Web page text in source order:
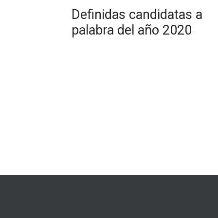
Definidas candidatas a
palabra del año 2020